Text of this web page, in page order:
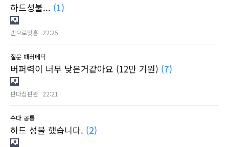
하드성불... (1)
넨으로앗흥 22:25
질문 패러메딕
버퍼력이 너무 낮은거같아요 (12만 기원) (7)
판다심판관 22:21
수다 공통
하드 성불 했습니다. (2)